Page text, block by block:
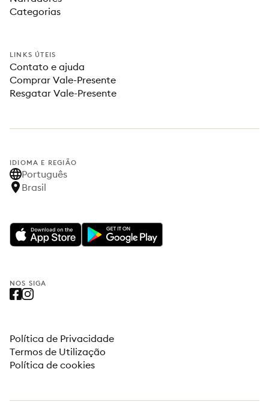
Categorias
LINKS ÚTEIS
Contato e ajuda
Comprar Vale-Presente
Resgatar Vale-Presente
IDIOMA E REGIÃO
Português
Brasil
NOS SIGA
Política de Privacidade
Termos de Utilização
Política de cookies